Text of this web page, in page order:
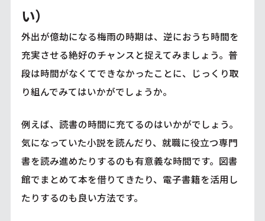
い）
外出が億劫になる梅雨の時期は、逆におうち時間を
充実させる絶好のチャンスと捉えてみましょう。普
段は時間がなくてできなかったことに、じっくり取
り組んでみてはいかがでしょうか。
例えば、読書の時間に充てるのはいかがでしょう。
気になっていた小説を読んだり、就職に役立つ専門
書を読み進めたりするのも有意義な時間です。図書
館でまとめて本を借りてきたり、電子書籍を活用し
たりするのも良い方法です。